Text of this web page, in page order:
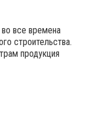
все времена
строительства.
продукция